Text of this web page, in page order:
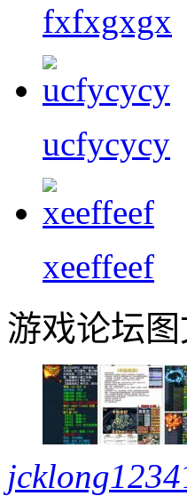
fxfxgxgx
ucfycycy
xeeffeef
游戏论坛
jcklong1234